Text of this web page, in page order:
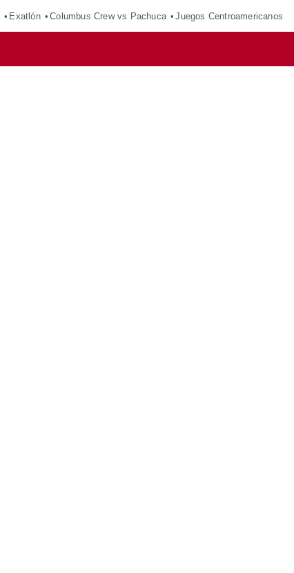
Exatlón Columbus Crew vs Pachuca Juegos Centroamericanos